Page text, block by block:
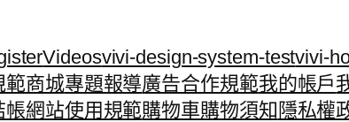
Videosvivi-design-system-testvivi-
範商城專題報導廣告合作規範我的帳戶
帳網站使用規範購物車購物須知 隱私權